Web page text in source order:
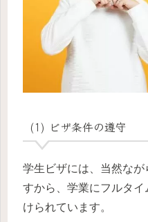
(1) ビザ条件の遵守
学生ビザには、当然な
すから、学業にフルタ
けられています。